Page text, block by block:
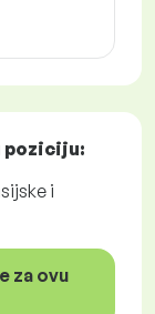
poziciju:
i
za ovu